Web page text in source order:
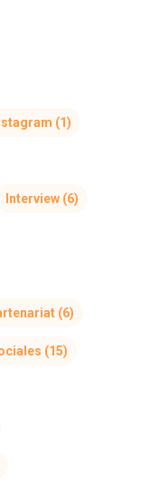
(1)
Interview (6)
(6)
(15)